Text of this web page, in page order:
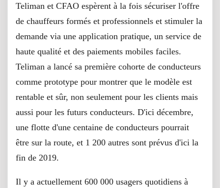
Teliman et CFAO espèrent à la fois sécuriser l'offre
de chauffeurs formés et professionnels et stimuler la
demande via une application pratique, un service de
haute qualité et des paiements mobiles faciles.
Teliman a lancé sa première cohorte de conducteurs
comme prototype pour montrer que le modèle est
rentable et sûr, non seulement pour les clients mais
aussi pour les futurs conducteurs. D'ici décembre,
une flotte d'une centaine de conducteurs pourrait
être sur la route, et 1 200 autres sont prévus d'ici la
fin de 2019.
Il y a actuellement 600 000 usagers quotidiens à